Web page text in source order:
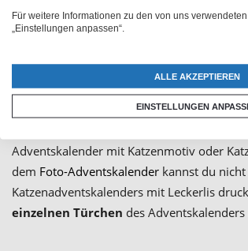
Du hast schon zahlreiche Fotos von
einem persönlichen Fotoadventskalender
Adventskalender mit Katzenmotiv oder
dem Foto-Adventskalender kannst du
Katzenadventskalenders mit Leckerlis
einzelnen Türchen des
Für weitere Informationen zu den von uns
„Einstellungen anpassen“.
ALLE AKZEPTIEREN
EINSTELLUNGEN